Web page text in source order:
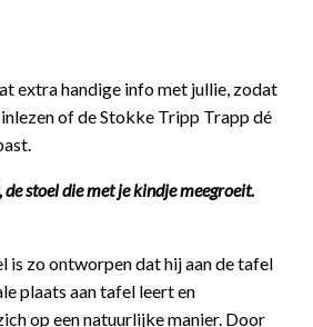
extra handige info met jullie, zodat
of de Stokke Tripp Trapp dé
stoel die met je kindje meegroeit.
is zo ontworpen dat hij aan de tafel
plaats aan tafel leert en
op een natuurlijke manier. Door